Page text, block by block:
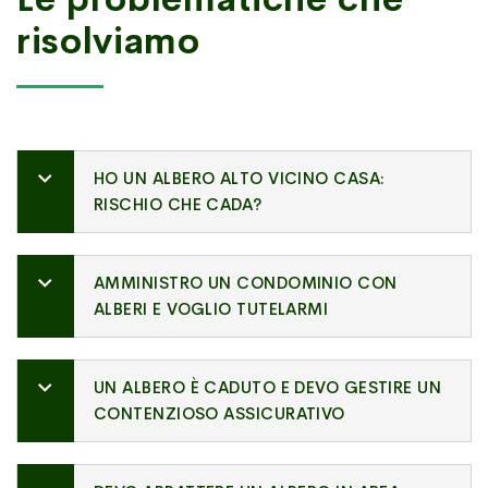
risolviamo
HO UN ALBERO ALTO VICINO CASA:
RISCHIO CHE CADA?
AMMINISTRO UN CONDOMINIO CON
ALBERI E VOGLIO TUTELARMI
UN ALBERO È CADUTO E DEVO GESTIRE UN
CONTENZIOSO ASSICURATIVO